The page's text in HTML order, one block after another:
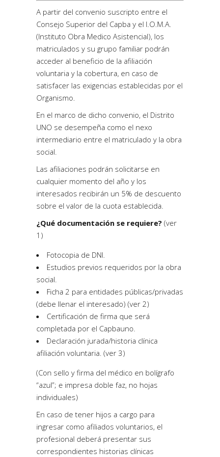
A partir del convenio suscripto entre el
Consejo Superior del Capba y el I.O.M.A.
(Instituto Obra Medico Asistencial), los
matriculados y su grupo familiar podrán
acceder al beneficio de la afiliación
voluntaria y la cobertura, en caso de
satisfacer las exigencias establecidas por el
Organismo.
En el marco de dicho convenio, el Distrito
UNO se desempeña como el nexo
intermediario entre el matriculado y la obra
social.
Las afiliaciones podrán solicitarse en
cualquier momento del año y los
interesados recibirán un 5% de descuento
sobre el valor de la cuota establecida.
¿Qué documentación se requiere? (ver
1)
Fotocopia de DNI.
Estudios previos requeridos por la obra
social.
Ficha 2 para entidades públicas/privadas
(debe llenar el interesado) (ver 2)
Certificación de firma que será
completada por el Capbauno.
Declaración jurada/historia clínica
afiliación voluntaria. (ver 3)
(Con sello y firma del médico en bolígrafo
“azul”; e impresa doble faz, no hojas
individuales)
En caso de tener hijos a cargo para
ingresar como afiliados voluntarios, el
profesional deberá presentar sus
correspondientes historias clínicas